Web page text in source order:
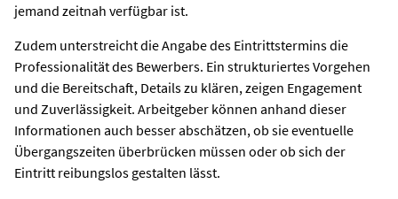
jemand zeitnah verfügbar ist.
Zudem unterstreicht die Angabe des Eintrittstermins die
Professionalität des Bewerbers. Ein strukturiertes Vorgehen
und die Bereitschaft, Details zu klären, zeigen Engagement
und Zuverlässigkeit. Arbeitgeber können anhand dieser
Informationen auch besser abschätzen, ob sie eventuelle
Übergangszeiten überbrücken müssen oder ob sich der
Eintritt reibungslos gestalten lässt.